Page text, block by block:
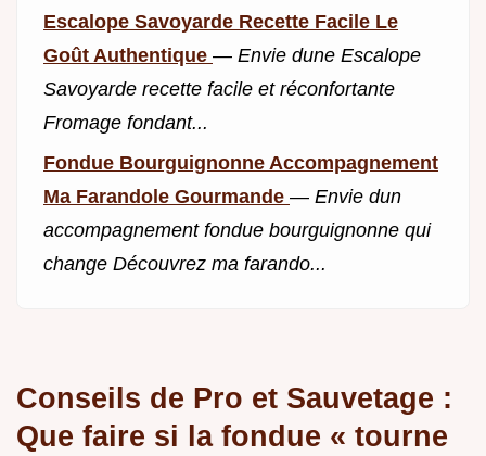
Escalope Savoyarde Recette Facile Le
Goût Authentique — Envie dune Escalope
Savoyarde recette facile et réconfortante
Fromage fondant...
Fondue Bourguignonne Accompagnement
Ma Farandole Gourmande — Envie dun
accompagnement fondue bourguignonne qui
change Découvrez ma farando...
Conseils de Pro et Sauvetage :
Que faire si la fondue « tourne